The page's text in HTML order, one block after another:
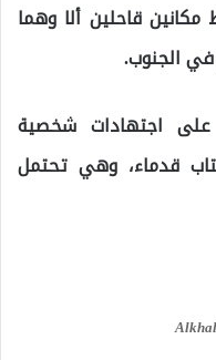
قاحلين ألا وهما
في الجنوب.
اجتهادات شخصية
قدماء، وهي تحتمل